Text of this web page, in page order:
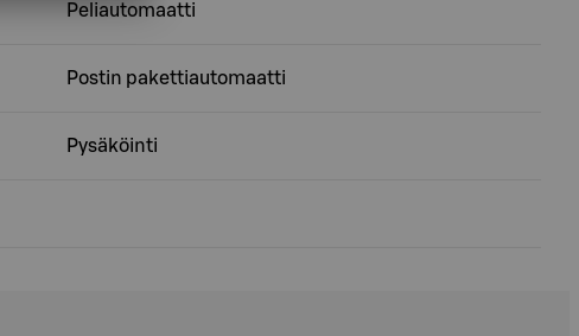
Peliautomaatti
Postin pakettiautomaatti
Pysäköinti